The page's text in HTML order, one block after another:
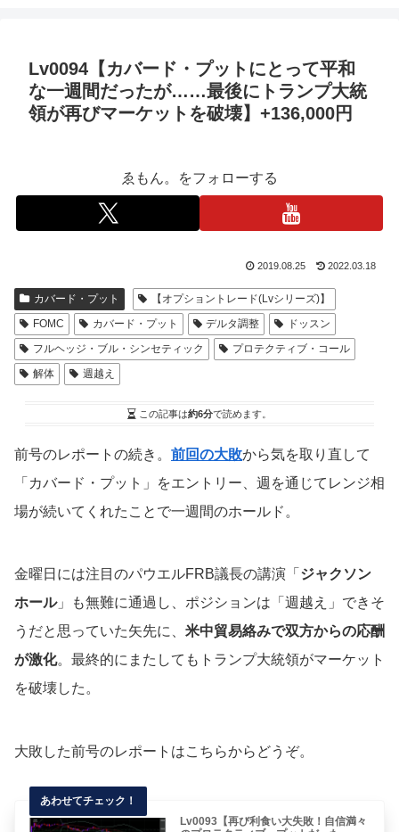
Lv0094【カバード・プットにとって平和
な一週間だったが……最後にトランプ大統
領が再びマーケットを破壊】+136,000円
ゑもん。をフォローする
2019.08.25 2022.03.18
カバード・プット
【オプショントレード(Lvシリーズ)】
FOMC
カバード・プット デルタ調整
ドッスン
フルヘッジ・ブル・シンセティック
プロテクティブ・コール
解体
週越え
この記事は約6分で読めます。
前号のレポートの続き。 前回の大敗から気を取り直して
「カバード・プット」をエントリー、週を通じてレンジ相
場が続いてくれたことで一週間のホールド。
金曜日には注目のパウエルFRB議長の講演「 ジャクソン
ホール」も無難に通過し、ポジションは「週越え」できそ
うだと思っていた矢先に、 米中貿易絡みで双方からの応酬
が激化。最終的にまたしてもトランプ大統領がマーケット
を破壊した。
大敗した前号のレポートはこちらからどうぞ。
Lv0093【再び利食い大失敗！自信満々